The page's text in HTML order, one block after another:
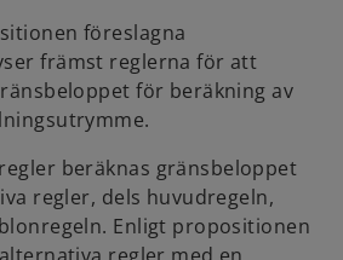
föreslagna
främst reglerna för att
för beräkning av
beräknas gränsbeloppet
regler, dels huvudregeln,
Enligt propositionen